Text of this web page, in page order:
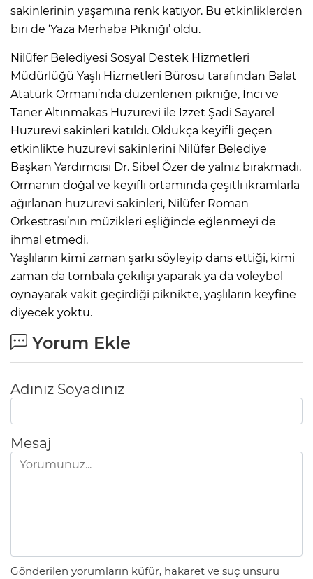
sakinlerinin yaşamına renk katıyor. Bu etkinliklerden
biri de ‘Yaza Merhaba Pikniği’ oldu.
Nilüfer Belediyesi Sosyal Destek Hizmetleri
Müdürlüğü Yaşlı Hizmetleri Bürosu tarafından Balat
Atatürk Ormanı’nda düzenlenen pikniğe, İnci ve
Taner Altınmakas Huzurevi ile İzzet Şadi Sayarel
Huzurevi sakinleri katıldı. Oldukça keyifli geçen
etkinlikte huzurevi sakinlerini Nilüfer Belediye
Başkan Yardımcısı Dr. Sibel Özer de yalnız bırakmadı.
Ormanın doğal ve keyifli ortamında çeşitli ikramlarla
ağırlanan huzurevi sakinleri, Nilüfer Roman
Orkestrası’nın müzikleri eşliğinde eğlenmeyi de
ihmal etmedi.
Yaşlıların kimi zaman şarkı söyleyip dans ettiği, kimi
zaman da tombala çekilişi yaparak ya da voleybol
oynayarak vakit geçirdiği piknikte, yaşlıların keyfine
diyecek yoktu.
Yorum Ekle
Adınız Soyadınız
Mesaj
Gönderilen yorumların küfür, hakaret ve suç unsuru